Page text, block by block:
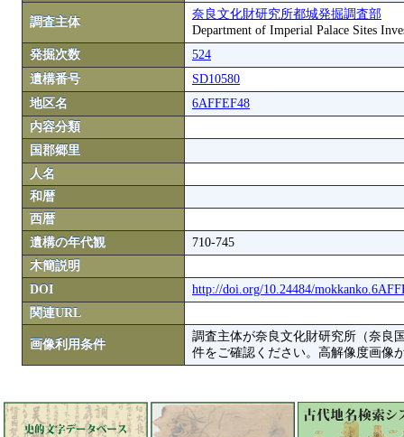
調査主体
奈良文化財研究所都城発掘調査部
Department of Imperial Palace Sites
発掘次数
524
遺構番号
SD10580
地区名
6AFFEF48
内容分類
国郡郷里
人名
和暦
西暦
遺構の年代観
710-745
木簡説明
DOI
http://doi.org/10.24484/
関連URL
画像利用条件
調査主体が奈良文化財研究所（奈良
件をご確認ください。高解像度画像